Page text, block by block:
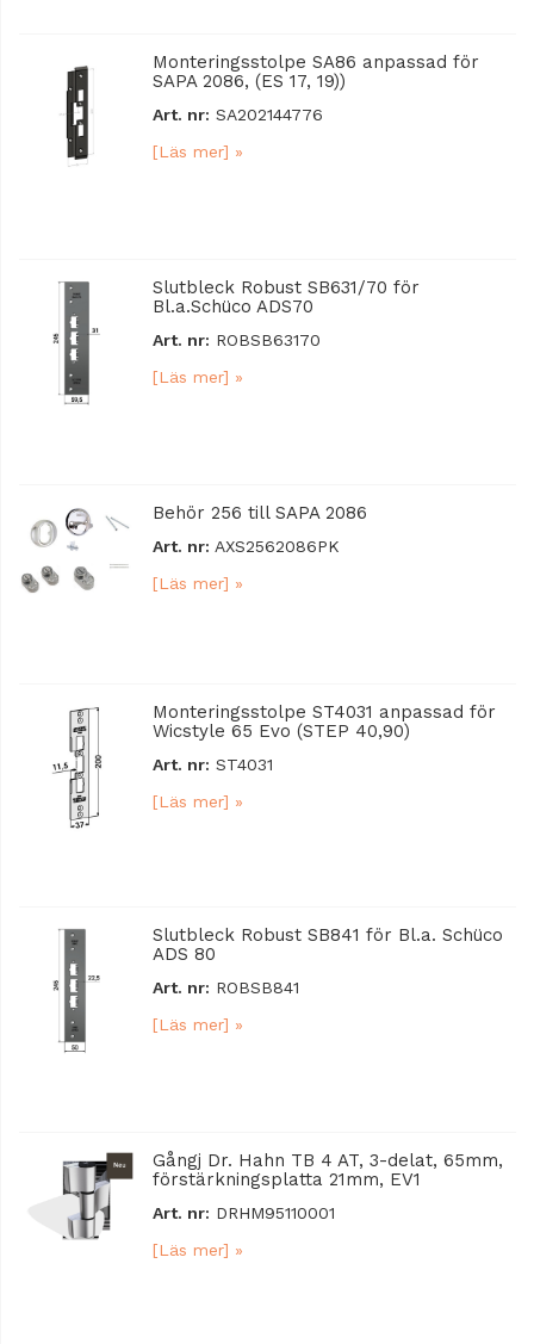
Monteringsstolpe SA86 anpassad för
SAPA 2086, (ES 17, 19))
Art. nr: SA202144776
[Läs mer] »
Slutbleck Robust SB631/70 för
Bl.a.Schüco ADS70
Art. nr: ROBSB63170
[Läs mer] »
Behör 256 till SAPA 2086
Art. nr: AXS2562086PK
[Läs mer] »
Monteringsstolpe ST4031 anpassad för
Wicstyle 65 Evo (STEP 40,90)
Art. nr: ST4031
[Läs mer] »
Slutbleck Robust SB841 för Bl.a. Schüco
ADS 80
Art. nr: ROBSB841
[Läs mer] »
Gångj Dr. Hahn TB 4 AT, 3-delat, 65mm,
förstärkningsplatta 21mm, EV1
Art. nr: DRHM95110001
[Läs mer] »